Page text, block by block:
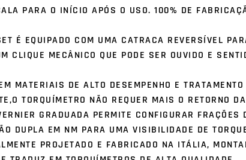
PARA O INÍCIO APÓS O USO. 100% DE
É EQUIPADO COM UMA CATRACA REVERSÍVEL
CLIQUE MECÂNICO QUE PODE SER OUVIDO E
MATERIAIS DE ALTO DESEMPENHO E
TORQUÍMETRO NÃO REQUER MAIS O RETORNO
GRADUADA PERMITE CONFIGURAR
DUPLA EM NM PARA UMA VISIBILIDADE DE
PROJETADO E FABRICADO NA ITÁLIA,